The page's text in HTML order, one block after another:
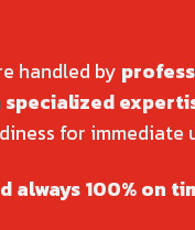
handled by
for immediate
always 100% on